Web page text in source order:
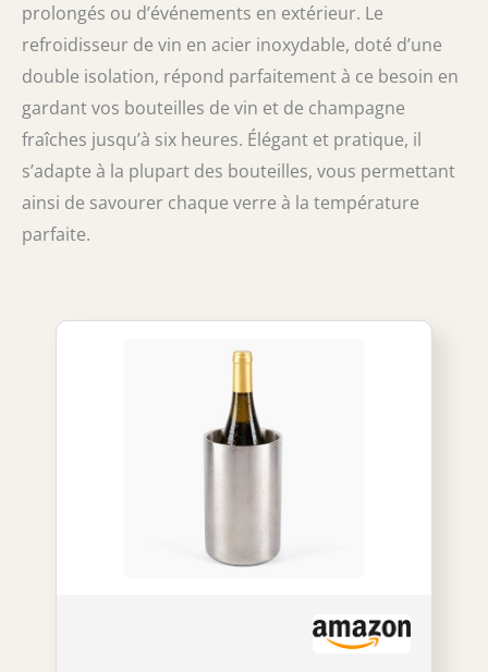
prolongés ou d’événements en extérieur. Le
refroidisseur de vin en acier inoxydable, doté d’une
double isolation, répond parfaitement à ce besoin en
gardant vos bouteilles de vin et de champagne
fraîches jusqu’à six heures. Élégant et pratique, il
s’adapte à la plupart des bouteilles, vous permettant
ainsi de savourer chaque verre à la température
parfaite.